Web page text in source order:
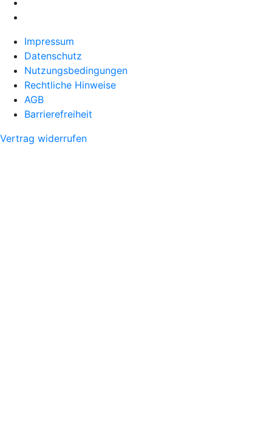
Impressum
Datenschutz
Nutzungsbedingungen
Rechtliche Hinweise
AGB
Barrierefreiheit
Vertrag widerrufen